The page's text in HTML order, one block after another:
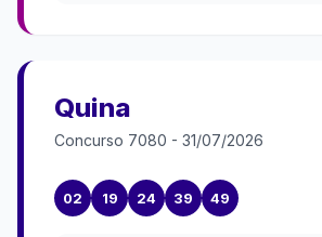
Quina
Concurso 7080 - 31/07/2026
02 19 24 39 49